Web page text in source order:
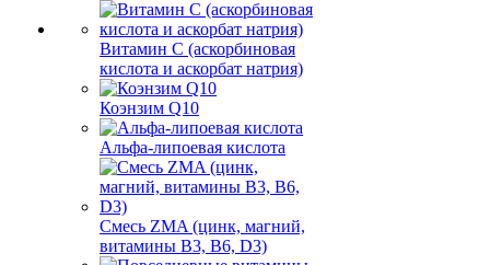
Витамин C (аскорбиновая
кислота и аскорбат натрия)
Коэнзим Q10
Альфа-липоевая кислота
Смесь ZMA (цинк, магний,
витамины B3, B6, D3)